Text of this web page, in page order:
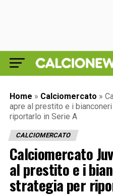
Home » Calciomercato »
apre al prestito e i
riportarlo in Serie A
CALCIOMERCATO
Calciomercato
al prestito e i
strategia per